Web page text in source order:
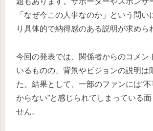
「なぜ今この人事なのか」という問い
り具体的で納得感のある説明が求めら
今回の発表では、関係者からのコメン
いるものの、背景やビジョンの説明は
た。結果として、一部のファンには“不
からない”と感じられてしまっている面
せん。